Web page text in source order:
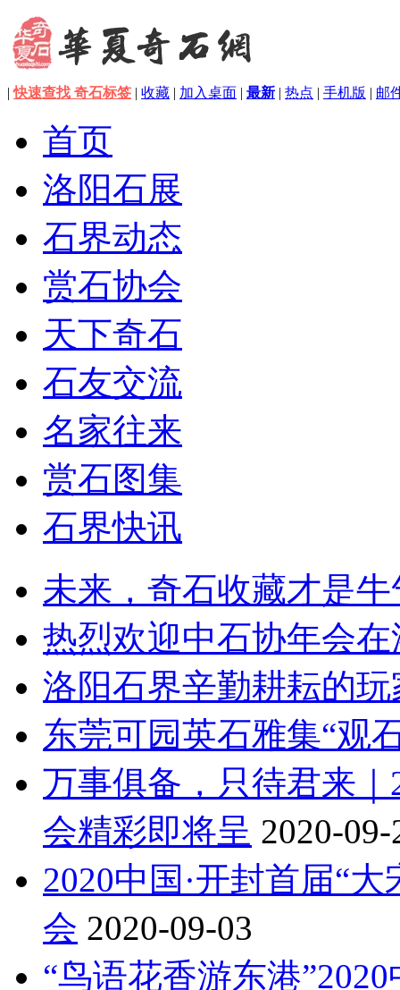
|快速查找 奇石标签 | 收藏 | 加入桌面 | 最新 | 热点 | 手机版 | 邮
首页
洛阳石展
石界动态
赏石协会
天下奇石
石友交流
名家往来
赏石图集
石界快讯
未来，奇石收藏才是
热烈欢迎中石协年会
洛阳石界辛勤耕耘的
东莞可园英石雅集“观
万事俱备，只待君来
会精彩即将呈 2020-09-
2020中国·开封首届“
会 2020-09-03
“鸟语花香游东港